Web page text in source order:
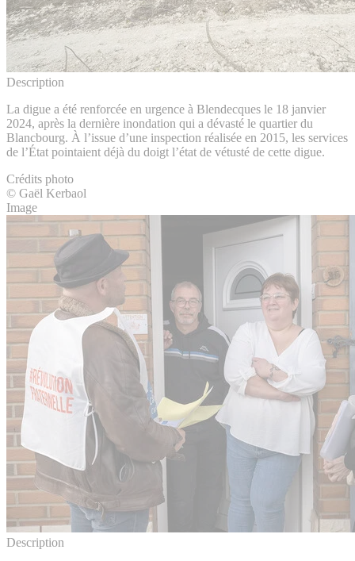
Description
La digue a été renforcée en urgence à Blendecques le 18 janvier
2024, après la dernière inondation qui a dévasté le quartier du
Blancbourg. À l’issue d’une inspection réalisée en 2015, les services
de l’État pointaient déjà du doigt l’état de vétusté de cette digue.
Crédits photo
© Gaël Kerbaol
Image
Description